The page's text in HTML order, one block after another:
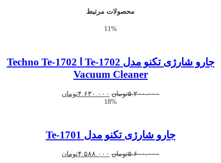
محصولات مرتبط
11%
جارو شارژی تکنو مدل Te-1702 ا Techno Te-1702
Vacuum Cleaner
۵.۲۰۰.۰۰۰تومان قیمت
اصلی
۴.۶۳۰.۰۰۰تومان
18%
جارو شارژی تکنو مدل Te-1701
۵.۶۰۰.۰۰۰تومان قیمت
۴.۵۸۸.۰۰۰تومان